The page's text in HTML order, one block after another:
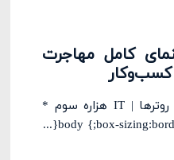
کامل مهاجرت
کسب‌وکار
بهترین روش‌های پیکربندی روترها | IT هزاره سوم *